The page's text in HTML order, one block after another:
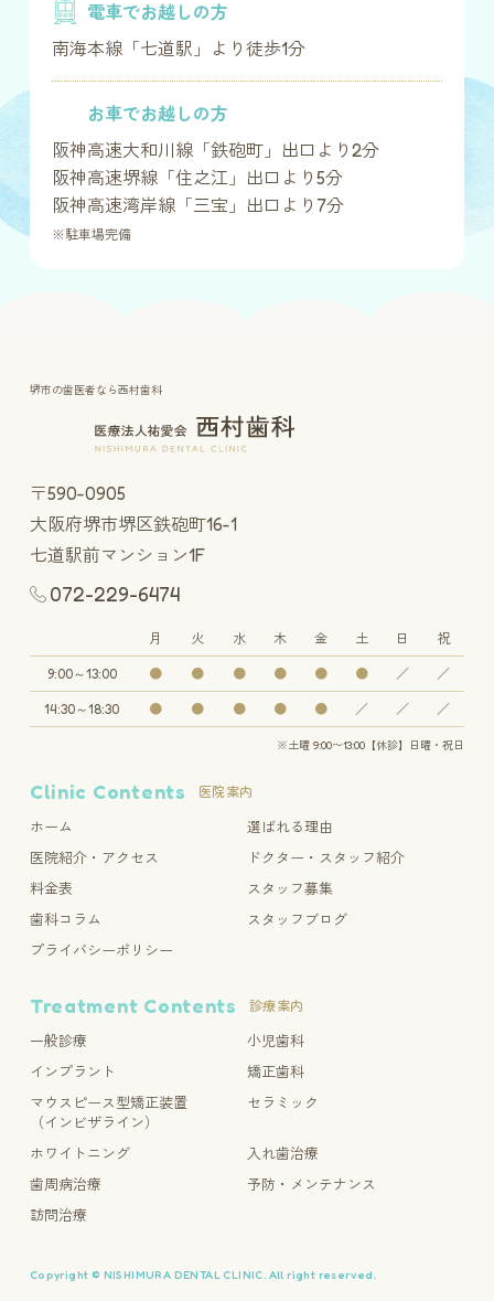
電車でお越しの方
南海本線「七道駅」より徒歩1分
お車でお越しの方
阪神高速大和川線「鉄砲町」出口より2分
阪神高速堺線「住之江」出口より5分
阪神高速湾岸線「三宝」出口より7分
※駐車場完備
堺市の歯医者なら西村歯科
〒590-0905
大阪府堺市堺区鉄砲町16-1
七道駅前マンション1F
072-229-6474
月 火 水 木 金 土 日 祝
9:00～13:00 ● ● ● ● ● ● ／ ／
14:30～18:30 ● ● ● ● ● ／ ／ ／
※土曜 9:00〜13:00【休診】日曜・祝日
Clinic Contents 医院案内
ホーム
選ばれる理由
医院紹介・アクセス
ドクター・スタッフ紹介
料金表
スタッフ募集
歯科コラム
スタッフブログ
プライバシーポリシー
Treatment Contents 診療案内
一般診療
小児歯科
インプラント
矯正歯科
マウスピース型矯正装置
（インビザライン）
セラミック
ホワイトニング
入れ歯治療
歯周病治療
予防・メンテナンス
訪問治療
Copyright © NISHIMURA DENTAL CLINIC. All right reserved.